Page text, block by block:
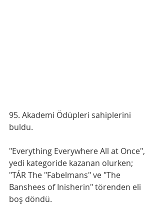
95. Akademi Ödüpleri sahiplerini
buldu.
"Everything Everywhere All at Once",
yedi kategoride kazanan olurken;
"TÁR The "Fabelmans" ve "The
Banshees of Inisherin" törenden eli
boş döndü.